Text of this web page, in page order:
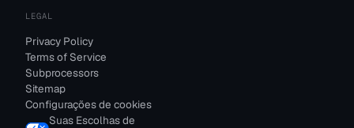
LEGAL
Privacy Policy
Terms of Service
Subprocessors
Sitemap
Configurações de cookies
Suas Escolhas de